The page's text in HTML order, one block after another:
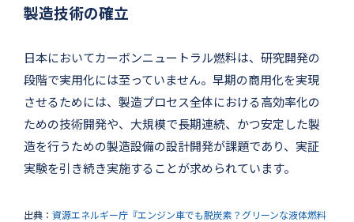
製造技術の確立
日本においてカーボンニュートラル燃料は、研究開発の
段階で実用化には至っていません。早期の商用化を実現
させるためには、製造プロセス全体における高効率化の
ための技術開発や、大規模で長期連続、かつ安定した製
造を行うための製造設備の設計開発が課題であり、実証
実験を引き続き実施することが求められています。
出典： 資源エネルギー庁『エンジン車でも脱炭素？グリーンな液体燃料